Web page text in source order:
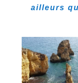
ailleurs